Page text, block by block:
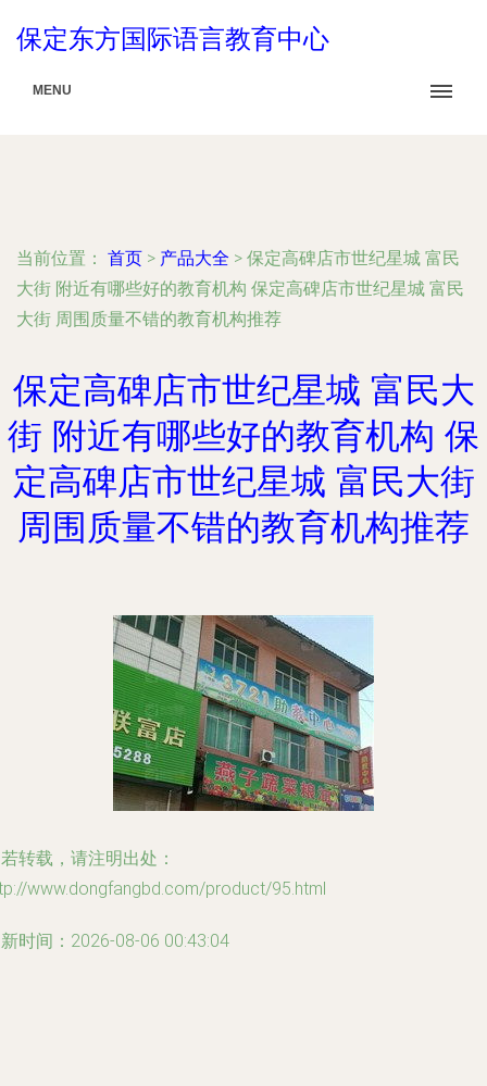
保定东方国际语言教育中心
MENU
当前位置： 首页 > 产品大全 > 保定高碑店市世纪星城 富民
大街 附近有哪些好的教育机构 保定高碑店市世纪星城 富民
大街 周围质量不错的教育机构推荐
保定高碑店市世纪星城 富民大
街 附近有哪些好的教育机构 保
定高碑店市世纪星城 富民大街
周围质量不错的教育机构推荐
转载，请注明出处：
www.dongfangbd.com/product/95.html
时间：2026-08-06 00:43:04